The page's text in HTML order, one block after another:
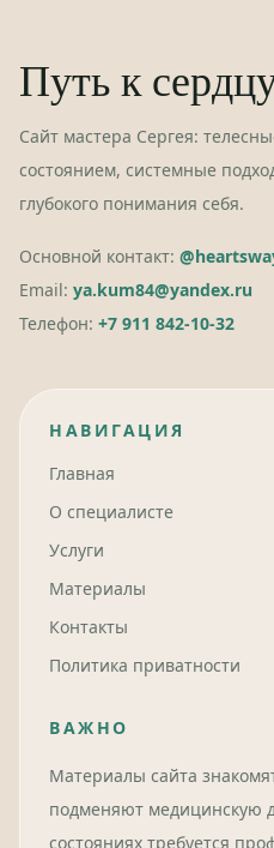
Путь к
Сайт мастера Сергея:
состоянием, системные
глубокого понимания себя.
Основной контакт:
Email: ya.kum84@yandex.ru
Телефон: +7 911 842-10-32
НАВИГАЦИЯ
Главная
О специалисте
Услуги
Материалы
Контакты
Политика приватности
ВАЖНО
Материалы сайта
подменяют медицинскую
состояниях требуется